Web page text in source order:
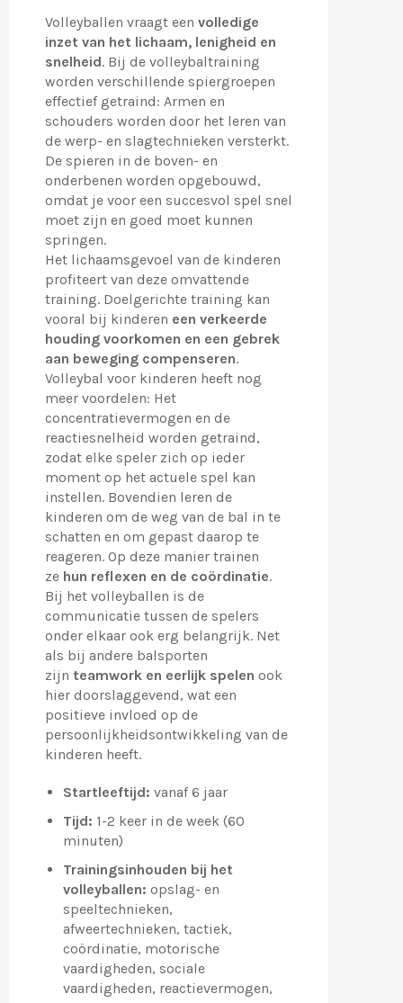
Volleyballen vraagt een volledige
inzet van het lichaam, lenigheid en
snelheid. Bij de volleybaltraining
worden verschillende spiergroepen
effectief getraind: Armen en
schouders worden door het leren van
de werp- en slagtechnieken versterkt.
De spieren in de boven- en
onderbenen worden opgebouwd,
omdat je voor een succesvol spel snel
moet zijn en goed moet kunnen
springen.
Het lichaamsgevoel van de kinderen
profiteert van deze omvattende
training. Doelgerichte training kan
vooral bij kinderen een verkeerde
houding voorkomen en een gebrek
aan beweging compenseren.
Volleybal voor kinderen heeft nog
meer voordelen: Het
concentratievermogen en de
reactiesnelheid worden getraind,
zodat elke speler zich op ieder
moment op het actuele spel kan
instellen. Bovendien leren de
kinderen om de weg van de bal in te
schatten en om gepast daarop te
reageren. Op deze manier trainen
ze hun reflexen en de coördinatie.
Bij het volleyballen is de
communicatie tussen de spelers
onder elkaar ook erg belangrijk. Net
als bij andere balsporten
zijn teamwork en eerlijk spelen ook
hier doorslaggevend, wat een
positieve invloed op de
persoonlijkheidsontwikkeling van de
kinderen heeft.
Startleeftijd: vanaf 6 jaar
Tijd: 1-2 keer in de week (60
minuten)
Trainingsinhouden bij het
volleyballen: opslag- en
speeltechnieken,
afweertechnieken, tactiek,
coördinatie, motorische
vaardigheden, sociale
vaardigheden, reactievermogen,